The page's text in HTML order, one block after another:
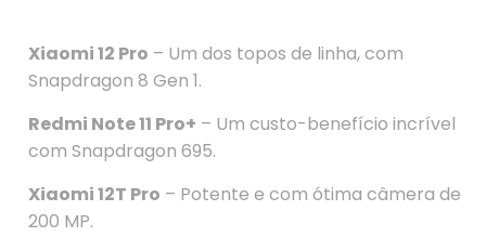
Xiaomi 12 Pro – Um dos topos de linha, com
Snapdragon 8 Gen 1.
Redmi Note 11 Pro+ – Um custo-benefício incrível
com Snapdragon 695.
Xiaomi 12T Pro – Potente e com ótima câmera de
200 MP.